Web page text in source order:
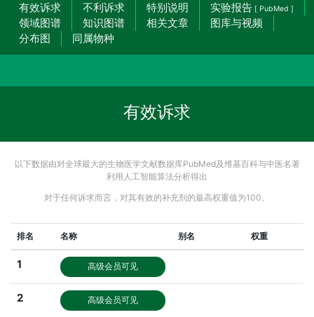
有效诉求 不利诉求 特别说明 实验报告 [ PubMed ]
领域图谱 知识图谱 相关文章
图库与视频
分布图
同属物种
有效诉求
以下数据由对全球最大的生物医学文献数据库PubMed及维基百科与中医名著
利用人工智能算法分析得出
对于任何诉求而言，对其有效的补充剂的最高权重值为100。
排名 名称 别名 权重
1 高级会员可见
2 高级会员可见